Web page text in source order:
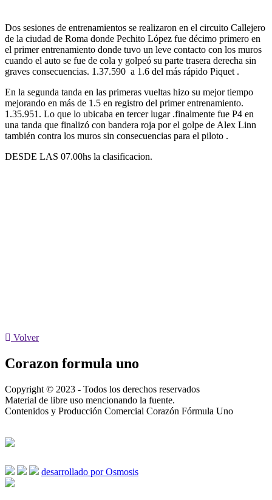
Dos sesiones de entrenamientos se realizaron en el circuito Callejero
de la ciudad de Roma donde Pechito López fue décimo primero en
el primer entrenamiento donde tuvo un leve contacto con los muros
cuando el auto se fue de cola y golpeó su parte trasera derecha sin
graves consecuencias. 1.37.590 a 1.6 del más rápido Piquet .
En la segunda tanda en las primeras vueltas hizo su mejor tiempo
mejorando en más de 1.5 en registro del primer entrenamiento.
1.35.951. Lo que lo ubicaba en tercer lugar .finalmente fue P4 en
una tanda que finalizó con bandera roja por el golpe de Alex Linn
también contra los muros sin consecuencias para el piloto .
DESDE LAS 07.00hs la clasificacion.
Volver
Corazon formula uno
Copyright © 2023 - Todos los derechos reservados
Material de libre uso mencionando la fuente.
Contenidos y Producción Comercial Corazón Fórmula Uno
desarrollado por Osmosis